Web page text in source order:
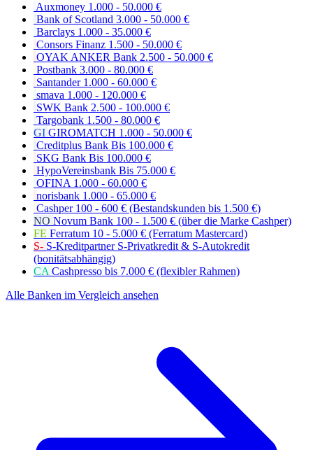
Auxmoney 1.000 - 50.000 €
Bank of Scotland 3.000 - 50.000 €
Barclays 1.000 - 35.000 €
Consors Finanz 1.500 - 50.000 €
OYAK ANKER Bank 2.500 - 50.000 €
Postbank 3.000 - 80.000 €
Santander 1.000 - 60.000 €
smava 1.000 - 120.000 €
SWK Bank 2.500 - 100.000 €
Targobank 1.500 - 80.000 €
GI GIROMATCH 1.000 - 50.000 €
Creditplus Bank Bis 100.000 €
SKG Bank Bis 100.000 €
HypoVereinsbank Bis 75.000 €
OFINA 1.000 - 60.000 €
norisbank 1.000 - 65.000 €
Cashper 100 - 600 € (Bestandskunden bis 1.500 €)
NO Novum Bank 100 - 1.500 € (über die Marke Cashper)
FE Ferratum 10 - 5.000 € (Ferratum Mastercard)
S- S-Kreditpartner S-Privatkredit & S-Autokredit
(bonitätsabhängig)
CA Cashpresso bis 7.000 € (flexibler Rahmen)
Alle Banken im Vergleich ansehen